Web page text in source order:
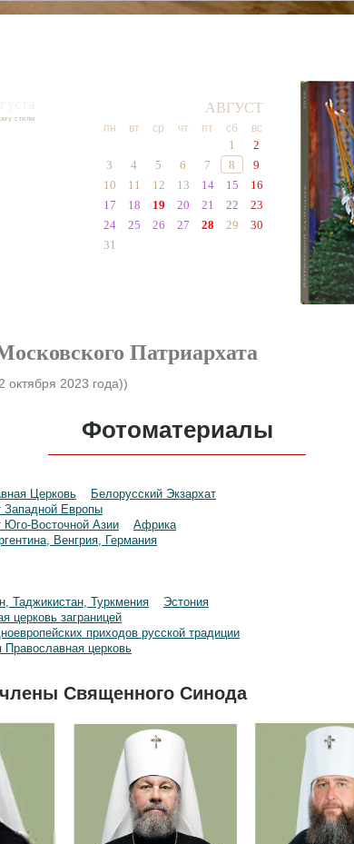
Патриархата
октября 2023 года))
Фотоматериалы
Церковь
Белорусский Экзархат
Западной Европы
Юго-Восточной Азии
Африка
Венгрия, Германия
Таджикистан, Туркмения
Эстония
церковь заграницей
приходов русской традиции
Православная церковь
Священного Синода
АВГУСТ
пн вт ср чт пт сб вс
1
2
3
4 5 6 7 8
9
10
11 12 13 14 15
16
17
18 19 20 21 22
23
24
25 26 27 28 29
30
31
стилю